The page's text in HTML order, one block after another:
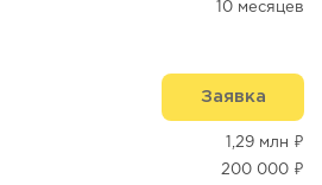
10 месяцев
Заявка
1,29 млн ₽
200 000 ₽